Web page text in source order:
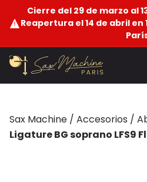
Cierre del 29 de marzo al
Reapertura el 14 de abril en
Sax Machine / Accesorios /
Ligature BG soprano LFS9